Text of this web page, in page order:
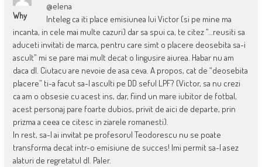
Why
@elena
Inteleg ca iti place emisiunea lui Victor (si pe mine ma
incanta, in cele mai multe cazuri) dar sa spui ca, te citez “…reusiti sa
aduceti invitati de marca, pentru care simt o placere deosebita sa-i
ascult” mi se pare mai mult decat o lingusire aiurea. Habar nu am
daca dl. Ciutacu are nevoie de asa ceva. A propos, cat de “deosebita
placere” ti-a facut sa-l asculti pe DD seful LPF? (Victor, sa nu crezi
ca am o obsesie cu acest ins, dar, fiind un mare iubitor de fotbal,
acest personaj pare foarte dubios, privit de aici de departe, prin
prizma a ceea ce citesc in ziarele romanesti).
In rest, sa-l ai invitat pe profesorul Teodorescu nu se poate
transforma decat intr-o emisiune de succes! Imi permit sa-l asez
alaturi de regretatul dl. Paler.